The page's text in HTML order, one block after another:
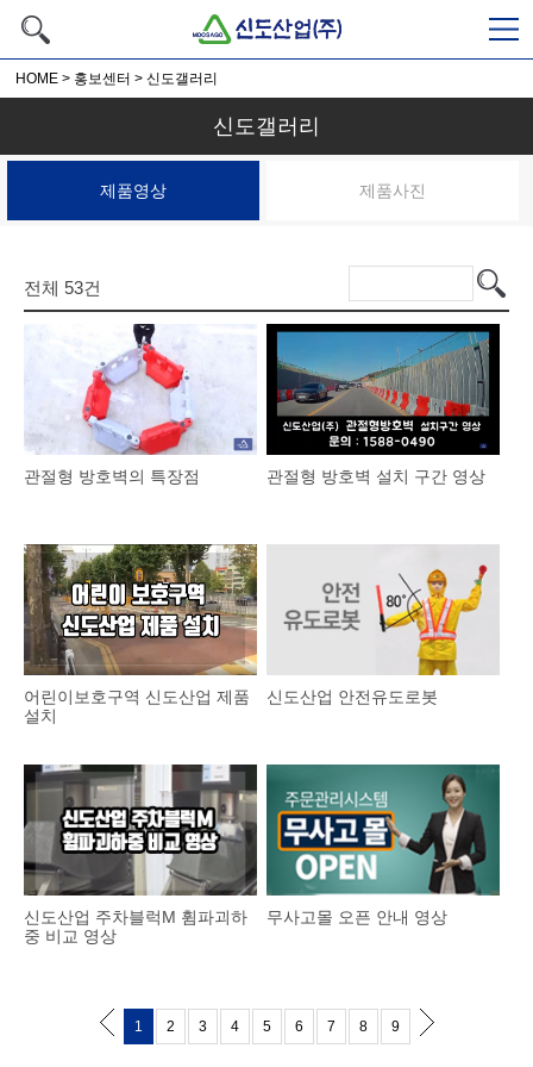
HOME > 홍보센터 > 신도갤러리
신도갤러리
제품영상 제품사진
전체 53건
관절형 방호벽의 특장점 관절형 방호벽 설치 구간 영상
어린이보호구역 신도산업 제품
설치
신도산업 안전유도로봇
신도산업 주차블럭M 휨파괴하
중 비교 영상
무사고몰 오픈 안내 영상
1 2 3 4 5 6 7 8 9